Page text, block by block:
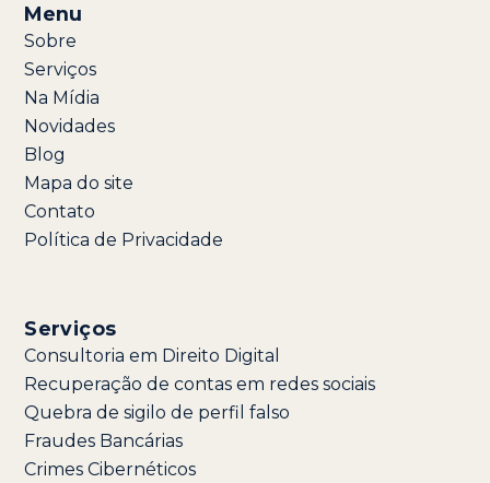
Menu
Sobre
Serviços
Na Mídia
Novidades
Blog
Mapa do site
Contato
Política de Privacidade
Serviços
Consultoria em Direito Digital
Recuperação de contas em redes sociais
Quebra de sigilo de perfil falso
Fraudes Bancárias
Crimes Cibernéticos